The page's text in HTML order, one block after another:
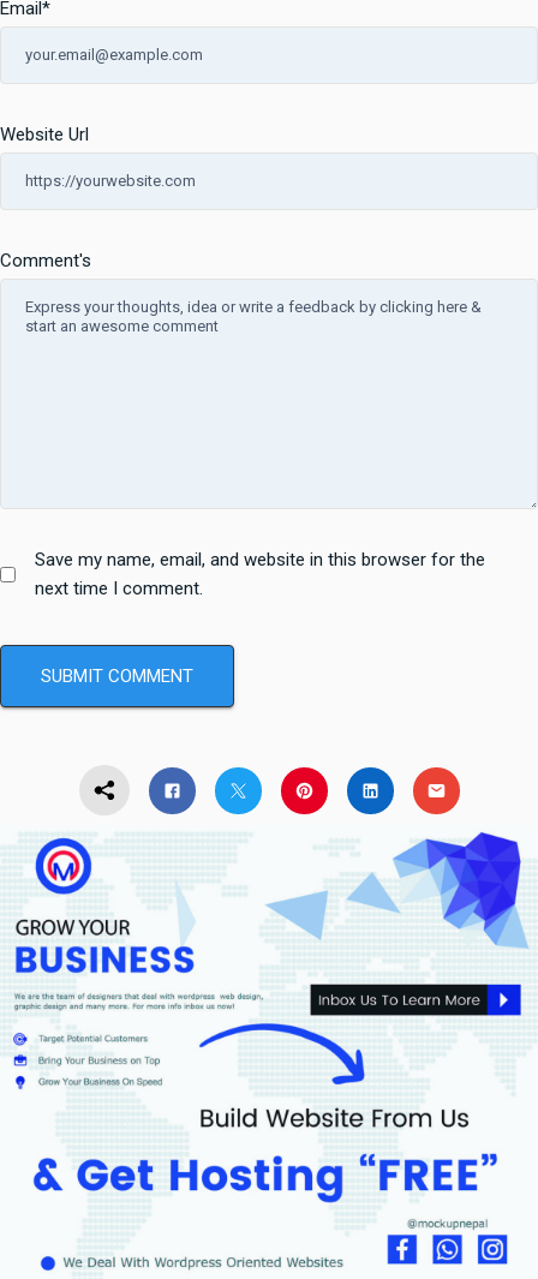
Comment's
Email *
Website Url
Save my name, email, and website in this browser for the
next time I comment.